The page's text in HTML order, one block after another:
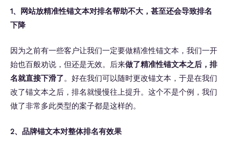
1、网站放精准性锚文本对排名帮助不大，甚至还会导致排名
下降
因为之前有一些客户让我们一定要做精准性锚文本，我们一开
始也百般劝说，但还是无效。后来做了精准性锚文本之后，排
名就直接下滑了。好在我们可以随时更改锚文本，于是在我们
改了锚文本之后，排名就慢慢往上提升。这个不是个例，我们
做了非常多此类型的案子都是这样的。
2、品牌锚文本对整体排名有效果